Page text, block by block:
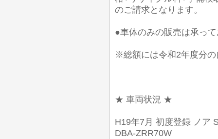
のご請求となります。
●車体のみの販売は承っ
※総額には令和2年度分
★ 車両状況 ★
H19年7月 初度登録 ノア
DBA-ZRR70W